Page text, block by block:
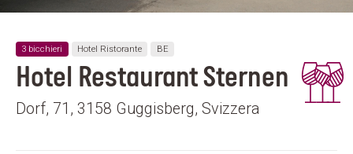
3 bicchieri Hotel Ristorante BE
Hotel Restaurant Sternen
Dorf, 71, 3158 Guggisberg, Svizzera